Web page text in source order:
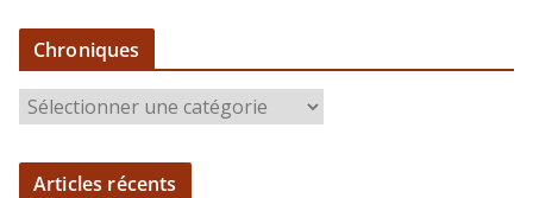
Chroniques
h
r
Articles récents